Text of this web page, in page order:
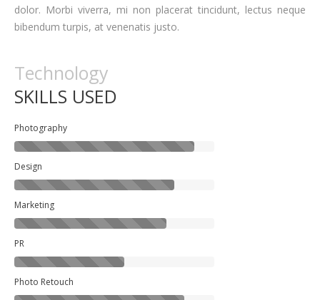
dolor. Morbi viverra, mi non placerat tincidunt, lectus neque
bibendum turpis, at venenatis justo.
Technology
SKILLS USED
Photography
Design
Marketing
PR
Photo Retouch